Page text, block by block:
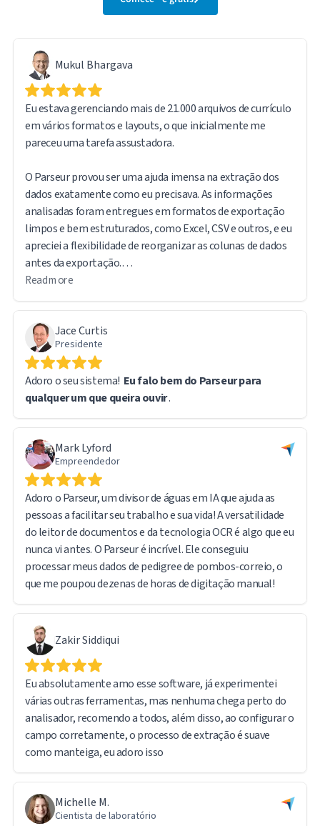
Mukul Bhargava
Eu estava gerenciando mais de 21.000 arquivos de currículo
em vários formatos e layouts, o que inicialmente me
pareceu uma tarefa assustadora.
O Parseur provou ser uma ajuda imensa na extração dos
dados exatamente como eu precisava. As informações
analisadas foram entregues em formatos de exportação
limpos e bem estruturados, como Excel, CSV e outros, e eu
apreciei a flexibilidade de reorganizar as colunas de dados
antes da exportação.
O software é intuitivo e fácil de usar. Outro recurso que
achei particularmente útil é que o arquivo original
permanece acessível por meio de um link de URL direto no
relatório exportado, facilitando a consulta aos
documentos de origem quando necessário.
Ao lidar com um volume tão grande de dados, encontrei
alguns desafios técnicos. No entanto, a equipe de suporte
problemas decorreu da minha própria curva de
aprendizado, e não de qualquer limitação do software — o
sistema em si funcionou perfeitamente.
Estou muito satisfeito com a experiência geral e
recomendo o Parseur com confiança a qualquer pessoa que
lide com processamento de documentos em grande
volume e extração de dados.
Read more
Jace Curtis
Presidente
Adoro o seu sistema! Eu falo bem do Parseur para
qualquer um que queira ouvir.
Mark Lyford
Empreendedor
Adoro o Parseur, um divisor de águas em IA que ajuda as
pessoas a facilitar seu trabalho e sua vida! A versatilidade
do leitor de documentos e da tecnologia OCR é algo que eu
nunca vi antes. O Parseur é incrível. Ele conseguiu
processar meus dados de pedigree de pombos-correio, o
que me poupou dezenas de horas de digitação manual!
Zakir Siddiqui
Eu absolutamente amo esse software, já experimentei
várias outras ferramentas, mas nenhuma chega perto do
analisador, recomendo a todos, além disso, ao configurar o
campo corretamente, o processo de extração é suave
como manteiga, eu adoro isso
Michelle M.
Cientista de laboratório